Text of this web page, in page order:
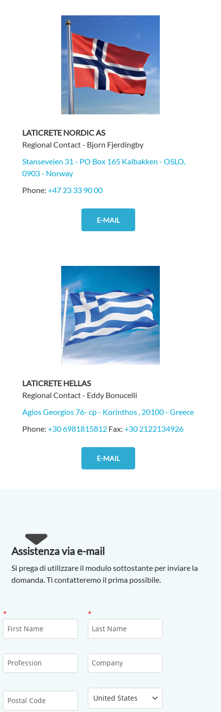
LATICRETE NORDIC AS
Regional Contact - Bjorn Fjerdingby
Stanseveien 31 - PO Box 165 Kalbakken - OSLO,
0903 - Norway
Phone: +47 23 33 90 00
E-MAIL
LATICRETE HELLAS
Regional Contact - Eddy Bonucelli
Agios Georgios 76- cp - Korinthos , 20100 - Greece
Phone: +30 6981815812 Fax: +30 2122134926
E-MAIL
Assistenza via e-mail
Si prega di utilizzare il modulo sottostante per inviare la
domanda. Ti contatteremo il prima possibile.
* *Last Name
Profession Company
Postal Code Country